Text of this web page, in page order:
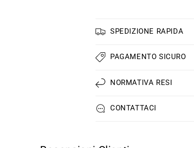
SPEDIZIONE RAPIDA
PAGAMENTO SICURO
NORMATIVA RESI
CONTATTACI